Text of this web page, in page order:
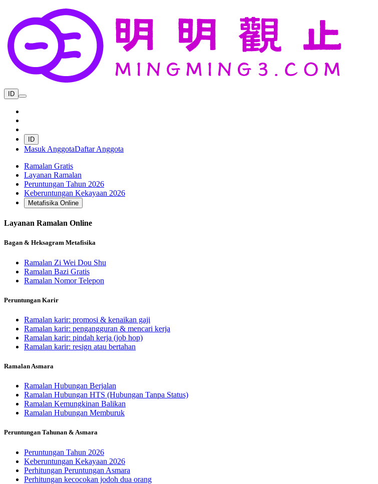
ID
ID
Masuk AnggotaDaftar Anggota
Ramalan Gratis
Layanan Ramalan
Peruntungan Tahun 2026
Keberuntungan Kekayaan 2026
Metafisika Online
Layanan Ramalan Online
Bagan & Heksagram Metafisika
Ramalan Zi Wei Dou Shu
Ramalan Bazi Gratis
Ramalan Nomor Telepon
Peruntungan Karir
Ramalan karir: promosi & kenaikan gaji
Ramalan karir: pengangguran & mencari kerja
Ramalan karir: pindah kerja (job hop)
Ramalan karir: resign atau bertahan
Ramalan Asmara
Ramalan Hubungan Berjalan
Ramalan Hubungan HTS (Hubungan Tanpa Status)
Ramalan Kemungkinan Balikan
Ramalan Hubungan Memburuk
Peruntungan Tahunan & Asmara
Peruntungan Tahun 2026
Keberuntungan Kekayaan 2026
Perhitungan Peruntungan Asmara
Perhitungan kecocokan jodoh dua orang